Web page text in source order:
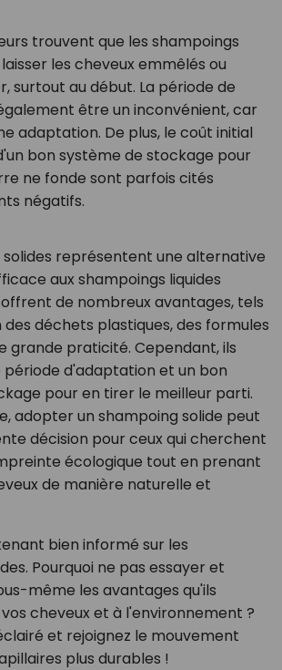
trouvent que les shampoings
les cheveux emmêlés ou
surtout au début. La période de
être un inconvénient, car
adaptation. De plus, le coût initial
bon système de stockage pour
ne fonde sont parfois cités
négatifs.
solides représentent une alternative
aux shampoings liquides
de nombreux avantages, tels
déchets plastiques, des formules
grande praticité. Cependant, ils
d'adaptation et un bon
pour en tirer le meilleur parti.
adopter un shampoing solide peut
décision pour ceux qui cherchent
écologique tout en prenant
de manière naturelle et
bien informé sur les
Pourquoi ne pas essayer et
même les avantages qu'ils
cheveux et à l'environnement ?
et rejoignez le mouvement
plus durables !